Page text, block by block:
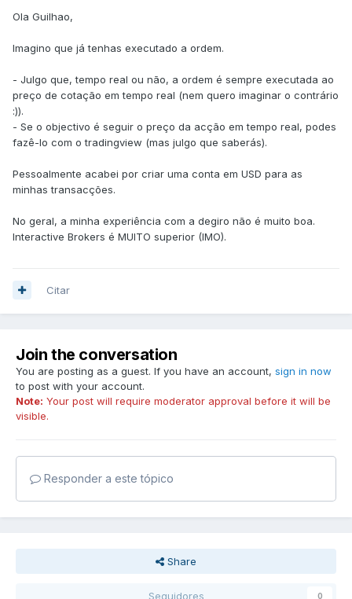
Ola Guilhao,
Imagino que já tenhas executado a ordem.
- Julgo que, tempo real ou não, a ordem é sempre executada ao
preço de cotação em tempo real (nem quero imaginar o contrário
:)).
- Se o objectivo é seguir o preço da acção em tempo real, podes
fazê-lo com o tradingview (mas julgo que saberás).
Pessoalmente acabei por criar uma conta em USD para as
minhas transacções.
No geral, a minha experiência com a degiro não é muito boa.
Interactive Brokers é MUITO superior (IMO).
Citar
Join the conversation
You are posting as a guest. If you have an account, sign in now
to post with your account.
Note: Your post will require moderator approval before it will be
visible.
Responder a este tópico
Share
Seguidores 0